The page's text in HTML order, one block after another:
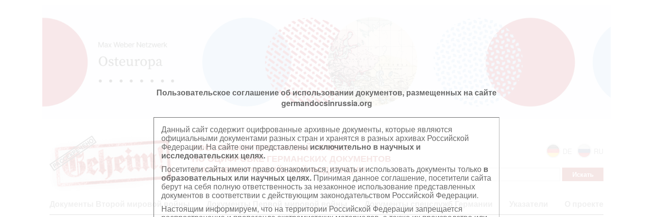
Пользовательское соглашение об использовании документов, размещенных на сайте
germandocsinrussia.org
Данный сайт содержит оцифрованные архивные документы, которые являются
официальными документами разных стран и хранятся в разных архивах Российской
Федерации. На сайте они представленыисключительно в научных и
исследовательских целях.
Посетители сайта имеют право ознакомиться, изучать и использовать документы только в
образовательных или научных целях. Принимая данное соглашение, посетители сайта
берут на себя полную ответственность за незаконное использование представленных
документов в соответствии с действующим законодательством Российской Федерации.
Настоящим информируем, что на территории Российской Федерации запрещается
РОССИЙСКО-ГЕРМАНСКИЙ ПРОЕКТ
ПО ОЦИФРОВКЕ ГЕРМАНСКИХ ДОКУМЕНТОВ
В АРХИВАХ РОССИЙСКОЙ ФЕДЕРАЦИИ
Документы Второй мировой войны Документы Первой мировой войны Документы спецслужб Германии